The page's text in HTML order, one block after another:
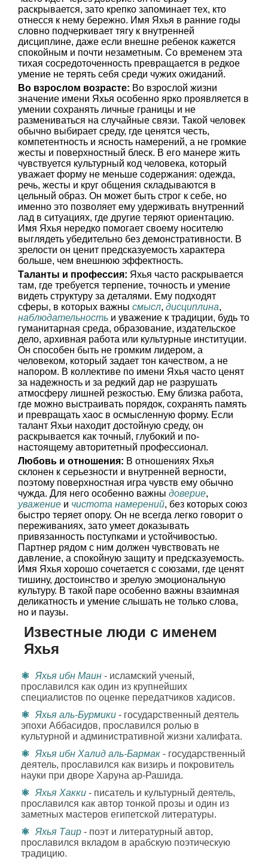
раскрывается, зато крепко запоминает тех, кто
отнесся к нему бережно. Имя Яхья в ранние годы
словно подчеркивает тягу к внутренней
дисциплине, даже если внешне ребенок кажется
спокойным и почти незаметным. Со временем эта
тихая сосредоточенность превращается в редкое
умение не терять себя среди чужих ожиданий.
Во взрослом возрасте: Во взрослой жизни
значение имени Яхья особенно ярко проявляется в
умении сохранять личные границы и не
размениваться на случайные связи. Такой человек
обычно выбирает среду, где ценятся честь,
компетентность и ясность намерений, а не громкие
жесты и поверхностный блеск. В его манере жить
чувствуется культурный код человека, который
уважает форму не меньше содержания: одежда,
речь, жесты и круг общения складываются в
цельный образ. Он может быть строг к себе, но
именно это позволяет ему удерживать внутренний
лад в ситуациях, где другие теряют ориентацию.
Имя Яхья нередко помогает своему носителю
выглядеть убедительно без демонстративности. В
зрелости он ценит предсказуемость характера
больше, чем внешнюю эффектность.
Таланты и профессия: Яхья часто раскрывается
там, где требуется терпение, точность и умение
видеть структуру за деталями. Ему подходят
сферы, в которых важны смысл, дисциплина,
наблюдательность и уважение к традиции, будь то
гуманитарная среда, образование, издательское
дело, архивная работа или культурные институции.
Он способен быть не громким лидером, а
человеком, который задает тон качеством, а не
напором. В коллективе по имени Яхья часто ценят
за надежность и за редкий дар не разрушать
атмосферу лишней резкостью. Ему близка работа,
где можно выстраивать порядок, сохранять память
и превращать хаос в осмысленную форму. Если
талант Яхьи находит достойную среду, он
раскрывается как точный, глубокий и по-
настоящему авторитетный профессионал.
Любовь и отношения: В отношениях Яхья
склонен к серьезности и внутренней верности,
поэтому поверхностная игра чувств ему обычно
чужда. Для него особенно важны доверие,
уважение и чистота намерений, без которых союз
быстро теряет опору. Он не всегда легко говорит о
переживаниях, зато умеет доказывать
привязанность поступками и устойчивостью.
Партнер рядом с ним должен чувствовать не
давление, а спокойную защиту и предсказуемость.
Имя Яхья хорошо сочетается с союзами, где ценят
тишину, достоинство и зрелую эмоциональную
культуру. В такой паре особенно важны взаимная
деликатность и умение слышать не только слова,
но и паузы.
Известные люди с именем
Яхья
Яхья ибн Маин - исламский ученый,
прославился как один из крупнейших
специалистов по оценке передатчиков хадисов.
Яхья аль-Бурмики - государственный деятель
эпохи Аббасидов, прославился ролью в
культурной и административной жизни халифата.
Яхья ибн Халид аль-Бармак - государственный
деятель, прославился как визирь и покровитель
науки при дворе Харуна ар-Рашида.
Яхья Хакки - писатель и культурный деятель,
прославился как автор тонкой прозы и один из
заметных мастеров египетской литературы.
Яхья Таир - поэт и литературный автор,
прославился вкладом в арабскую поэтическую
традицию.